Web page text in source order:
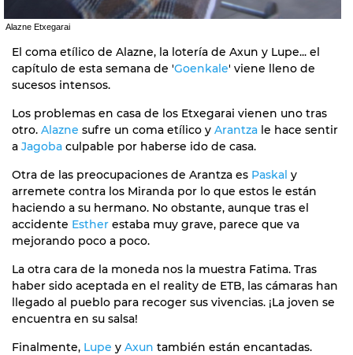
Alazne Etxegarai
El coma etílico de Alazne, la lotería de Axun y Lupe... el
capítulo de esta semana de 'Goenkale' viene lleno de
sucesos intensos.
Los problemas en casa de los Etxegarai vienen uno tras
otro. Alazne sufre un coma etílico y Arantza le hace sentir
a Jagoba culpable por haberse ido de casa.
Otra de las preocupaciones de Arantza es Paskal y
arremete contra los Miranda por lo que estos le están
haciendo a su hermano. No obstante, aunque tras el
accidente Esther estaba muy grave, parece que va
mejorando poco a poco.
La otra cara de la moneda nos la muestra Fatima. Tras
haber sido aceptada en el reality de ETB, las cámaras han
llegado al pueblo para recoger sus vivencias. ¡La joven se
encuentra en su salsa!
Finalmente, Lupe y Axun también están encantadas.